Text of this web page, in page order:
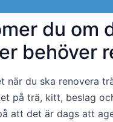
du om
behöver
när du ska renovera
på trä, kitt, beslag
att det är dags att